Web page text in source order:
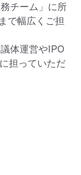
チーム」に所
で幅広くご担
体運営やIPO
担っていただ